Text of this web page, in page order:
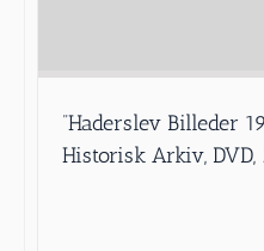
”Haderslev Billeder
Historisk Arkiv, DVD,